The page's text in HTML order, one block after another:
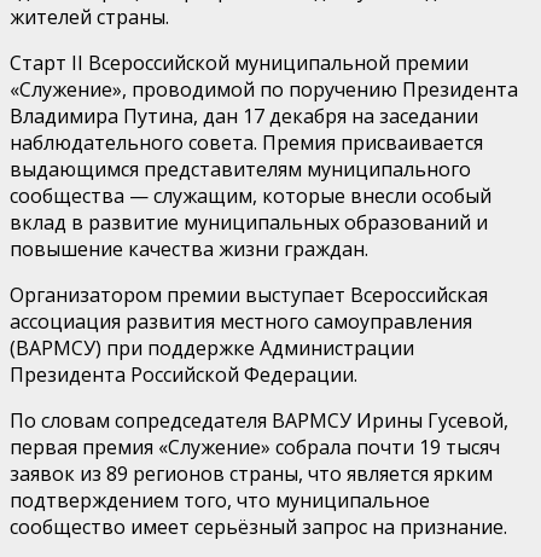
жителей страны.
Старт II Всероссийской муниципальной премии
«Служение», проводимой по поручению Президента
Владимира Путина, дан 17 декабря на заседании
наблюдательного совета. Премия присваивается
выдающимся представителям муниципального
сообщества — служащим, которые внесли особый
вклад в развитие муниципальных образований и
повышение качества жизни граждан.
Организатором премии выступает Всероссийская
ассоциация развития местного самоуправления
(ВАРМСУ) при поддержке Администрации
Президента Российской Федерации.
По словам сопредседателя ВАРМСУ Ирины Гусевой,
первая премия «Служение» собрала почти 19 тысяч
заявок из 89 регионов страны, что является ярким
подтверждением того, что муниципальное
сообщество имеет серьёзный запрос на признание.